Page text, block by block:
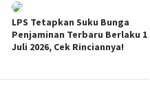
LPS Tetapkan Suku Bunga
Penjaminan Terbaru Berlaku 1
Juli 2026, Cek Rinciannya!